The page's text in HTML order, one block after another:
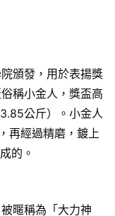
頒發，用於表揚獎
稱小金人，獎盃高
公斤）。小金人
再經過精磨，鍍上
的。
暱稱為「大力神